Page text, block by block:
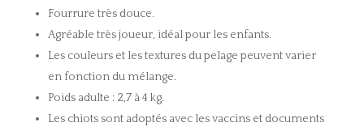
Fourrure très douce.
Agréable très joueur, idéal pour les enfants.
Les couleurs et les textures du pelage peuvent varier
en fonction du mélange.
Poids adulte : 2,7 à 4 kg.
Les chiots sont adoptés avec les vaccins et documents